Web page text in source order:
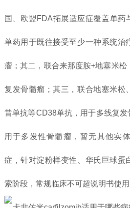
国、欧盟FDA拓展适应症覆盖单药
单药用于既往接受至少一种系统治
瘤；其二，联合来那度胺+地塞米
复发骨髓瘤；其三，联合地塞米松
昔单抗等CD38单抗，用于多线复
用于多发性骨髓瘤，暂无其他实
症，针对淀粉样变性、华氏巨球蛋
索阶段，常规临床不可超说明书使用